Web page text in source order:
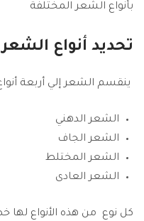
بأنواع الشعر المختلفة
تحديد أنواع
ينقسم الشعر إلي أربعة
الشعر الدهني
الشعر الجاف
الشعر المختلط
الشعر العادى
كل نوع من هذه الأنواع لها